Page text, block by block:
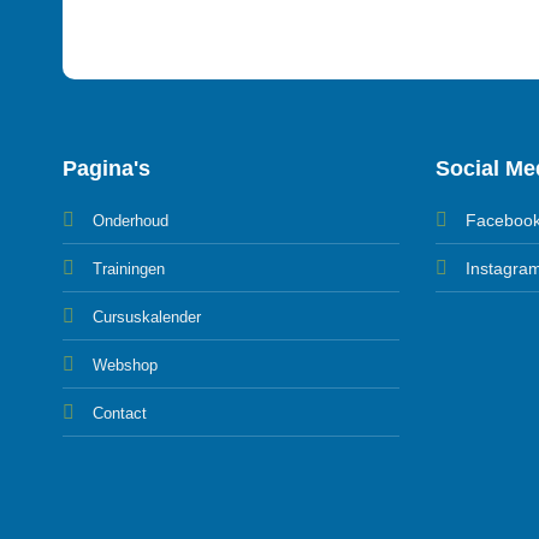
Pagina's
Onderhoud
Trainingen
Cursuskalender
Webshop
Contact
Social